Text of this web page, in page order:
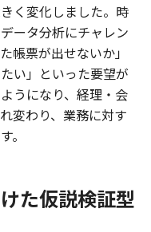
く変化しました。時
ータ分析にチャレン
帳票が出せないか」
い」といった要望が
うになり、経理・会
変わり、業務に対す
。
た仮説検証型